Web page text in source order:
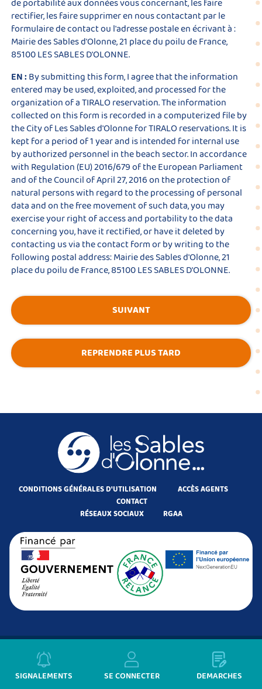
SIGNALEMENTS SE CONNECTER DÉMARCHES
de portabilité aux données vous concernant,les faire
rectifier, les faire supprimer en nous contactant par le
formulaire de contactou l'adresse postale en écrivant à :
Mairie des Sables d'Olonne, 21 place du poilu de France,
85100 LES SABLES D'OLONNE.
EN : By submitting this form, I agree that the information
entered may be used, exploited, and processed for the
organization of a TIRALO reservation. The information
collected on this form is recorded in a computerized file by
the City of Les Sables d'Olonne for TIRALO reservations. It is
kept for a period of 1 year and is intended for internal use
by authorized personnel in the beach sector. In accordance
with Regulation (EU) 2016/679 of the European Parliament
and of the Council of April 27, 2016 on the protection of
natural persons with regard to the processing of personal
data and on the free movement of such data, you may
exercise your right of access and portability to the data
concerning you, have it rectified, or have it deleted by
contacting us via thecontact formor by writing to the
following postal address: Mairie des Sables d'Olonne, 21
place du poilu de France, 85100 LES SABLES D'OLONNE.
SUIVANT
REPRENDRE PLUS TARD
CONDITIONS GÉNÉRALES D'UTILISATION
ACCÈS AGENTS
CONTACT
RÉSEAUX SOCIAUX
RGAA